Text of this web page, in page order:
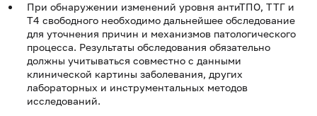
При обнаружении изменений уровня антиТПО, ТТГ и
Т4 свободного необходимо дальнейшее обследование
для уточнения причин и механизмов патологического
процесса. Результаты обследования обязательно
должны учитываться совместно с данными
клинической картины заболевания, других
лабораторных и инструментальных методов
исследований.